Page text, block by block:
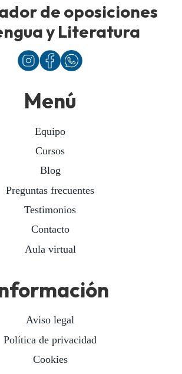
de oposiciones
y Literatura
Menú
Equipo
Cursos
Blog
Preguntas frecuentes
Testimonios
Contacto
Aula virtual
Aviso legal
Política de privacidad
Cookies